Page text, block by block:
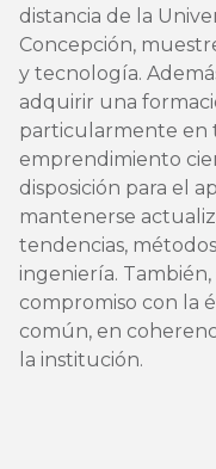
distancia de la
Concepción,
y tecnología.
adquirir una
particularmente en
emprendimiento
disposición para el
mantenerse
tendencias,
ingeniería.
compromiso con la
común, en
la institución.